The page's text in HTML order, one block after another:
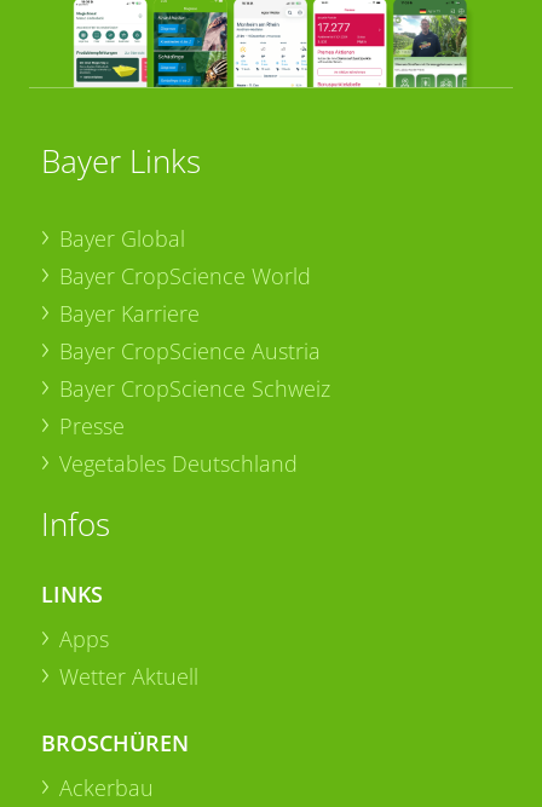
Bayer Links
Bayer Global
Bayer CropScience World
Bayer Karriere
Bayer CropScience Austria
Bayer CropScience Schweiz
Presse
Vegetables Deutschland
Infos
LINKS
Apps
Wetter Aktuell
BROSCHÜREN
Ackerbau